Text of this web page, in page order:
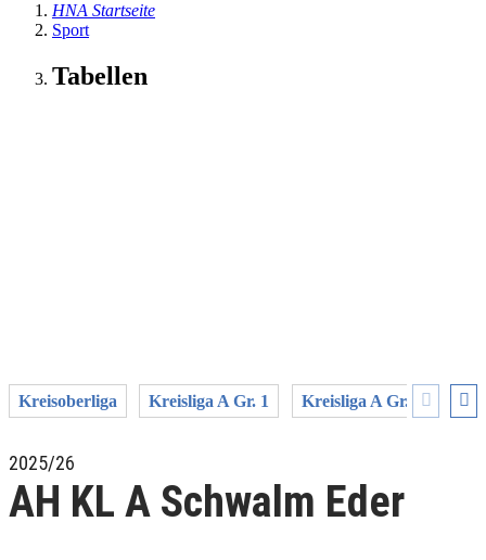
HNA Startseite
Sport
Tabellen
Kreisoberliga Kreisliga A Gr. 1 Kreisliga A Gr. 2
2025/26
AH KL A Schwalm Eder